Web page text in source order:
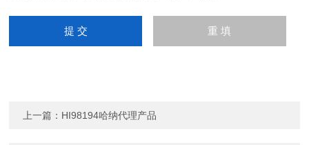
上一篇： HI98194哈纳代理产品